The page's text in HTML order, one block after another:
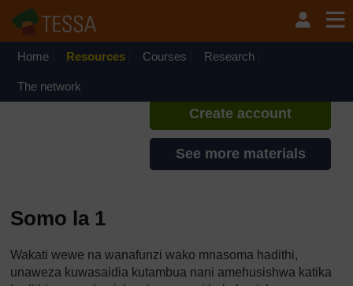
Home Resources Courses Research
The network
If you create an account, you can
set up a personal learning profile
Create account
See more materials
Somo la 1
Wakati wewe na wanafunzi wako mnasoma hadithi,
unaweza kuwasaidia kutambua nani amehusishwa katika